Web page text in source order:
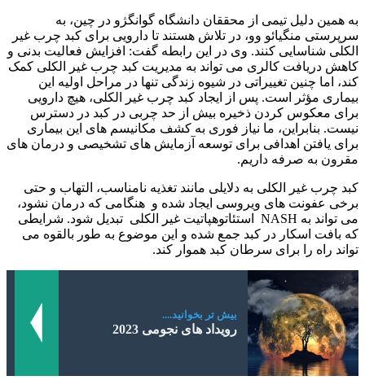
به همین دلیل تیمی از محققان دانشگاه گوانگژو در چین، به
سرپرستی منگیائو وو، در تلاش هستند تا دارویی برای کبد چرب غیر
الکلی شناسایی کنند. وی در این رابطه گفت:‌ افزایش فعالیت بدنی و
کاهش دریافت کالری می تواند به مدیریت کبد چرب غیر الکلی کمک
کند، اما چنین تغییراتی در شیوه زندگی تنها در مراحل اولیه این
بیماری مؤثر است. پس از ایجاد کبد چرب غیر الکلی، هیچ دارویی
برای معکوس کردن ذخیره بیش از حد چربی در کبد در دسترس
نیست. بنابراین، ما نیاز فوری به کشف مکانیسم‌ های این بیماری
برای یافتن اهدافی برای توسعه آزمایش‌ های تشخیصی و درمان‌ های
مقرون ‌به‌ صرفه داریم.
کبد چرب غیر الکلی به دلایلی مانند تغذیه نامناسب، التهاب و حتی
برخی عفونت های ویروسی ایجاد شده و هنگامی که درمان نشود،
می تواند به NASH استئاتوهپاتیت غیر الکلی تبدیل شود. شرایطی
که بافت اسکار در کبد جمع شده و این موضوع به طور بالقوه می
تواند راه را برای سرطان کبد هموار کند.
بیش تر بخوانید....
رویداد های نجومی 2023